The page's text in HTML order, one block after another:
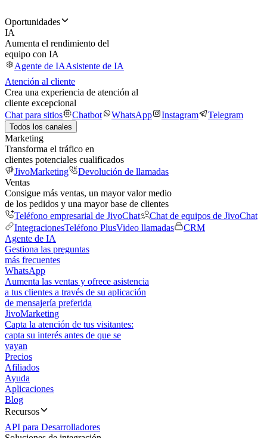
Oportunidades
IA
Aumenta el rendimiento del
equipo con IA
Agente de IAAsistente de IA
Atención al cliente
Crea una experiencia de atención al
cliente excepcional
Chat para sitios
Chatbot WhatsApp Instagram Telegram
Todos los canales
Marketing
Transforma el tráfico en
clientes potenciales cualificados
JivoMarketing
Devolución de llamadas
Ventas
Consigue más ventas, un mayor valor medio
de los pedidos y una mayor base de clientes
Teléfono empresarial de JivoChat
Chat de equipos de JivoChat
IntegracionesTeléfono PlusVideo llamadas
CRM
Agente de IA
Gestiona las preguntas
más frecuentes
WhatsApp
Aumenta las ventas y ofrece asistencia
a tus clientes a través de su aplicación
de mensajería preferida
JivoMarketing
Capta la atención de tus visitantes:
capta su interés antes de que se
vayan
Precios
Afiliados
Ayuda
Aplicaciones
Blog
Recursos
API para Desarrolladores